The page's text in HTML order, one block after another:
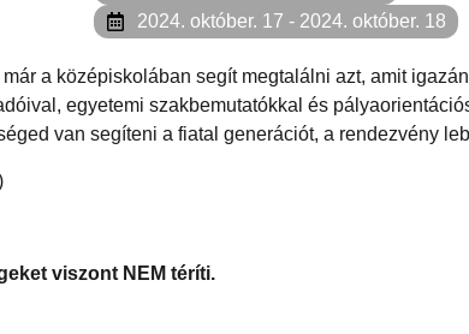
2024. október. 17 - 2024. október. 18
a középiskolában segít megtalálni azt, amit
egyetemi szakbemutatókkal és
van segíteni a fiatal generációt, a rendezvény
viszont NEM téríti.